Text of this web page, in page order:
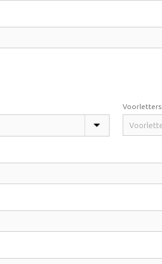
Voorletters